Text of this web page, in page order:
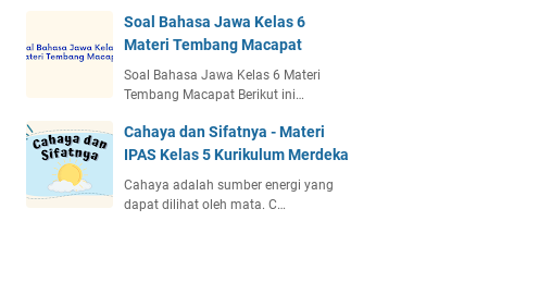
Soal Bahasa Jawa Kelas 6
Materi Tembang Macapat
Soal Bahasa Jawa Kelas 6 Materi
Tembang Macapat Berikut ini…
Cahaya dan Sifatnya - Materi
IPAS Kelas 5 Kurikulum Merdeka
Cahaya adalah sumber energi yang
dapat dilihat oleh mata. C…